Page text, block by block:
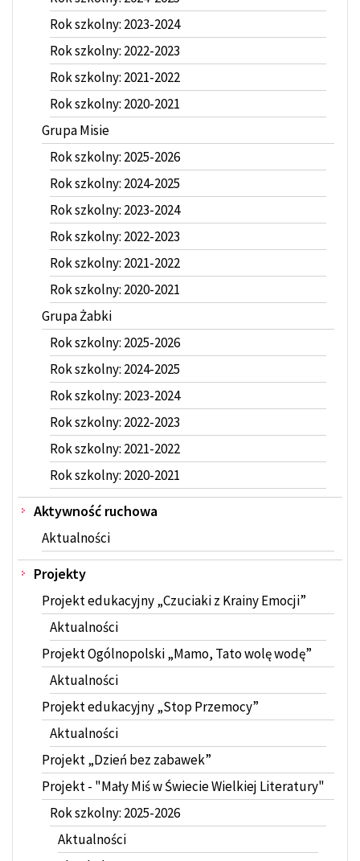
Rok szkolny: 2023-2024
Rok szkolny: 2022-2023
Rok szkolny: 2021-2022
Rok szkolny: 2020-2021
Grupa Misie
Rok szkolny: 2025-2026
Rok szkolny: 2024-2025
Rok szkolny: 2023-2024
Rok szkolny: 2022-2023
Rok szkolny: 2021-2022
Rok szkolny: 2020-2021
Grupa Żabki
Rok szkolny: 2025-2026
Rok szkolny: 2024-2025
Rok szkolny: 2023-2024
Rok szkolny: 2022-2023
Rok szkolny: 2021-2022
Rok szkolny: 2020-2021
Aktywność ruchowa
Aktualności
Projekty
Projekt edukacyjny „Czuciaki z Krainy Emocji”
Aktualności
Projekt Ogólnopolski „Mamo, Tato wolę wodę”
Aktualności
Projekt edukacyjny „Stop Przemocy”
Aktualności
Projekt „Dzień bez zabawek”
Projekt - "Mały Miś w Świecie Wielkiej Literatury"
Rok szkolny: 2025-2026
Aktualności